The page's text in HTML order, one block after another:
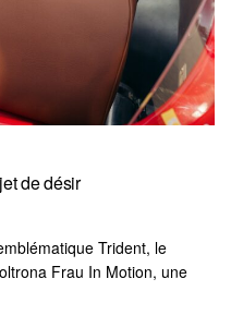
de désir
Trident, le
Frau In Motion, une